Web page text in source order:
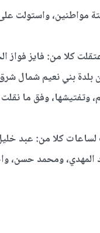
على 18 مركبة من محافظة
كلا من: فايز فواز
بني نعيم شمال
وتفتيشها، وفق ما نقلت
كلا من: عبد
ومحمد حسن،